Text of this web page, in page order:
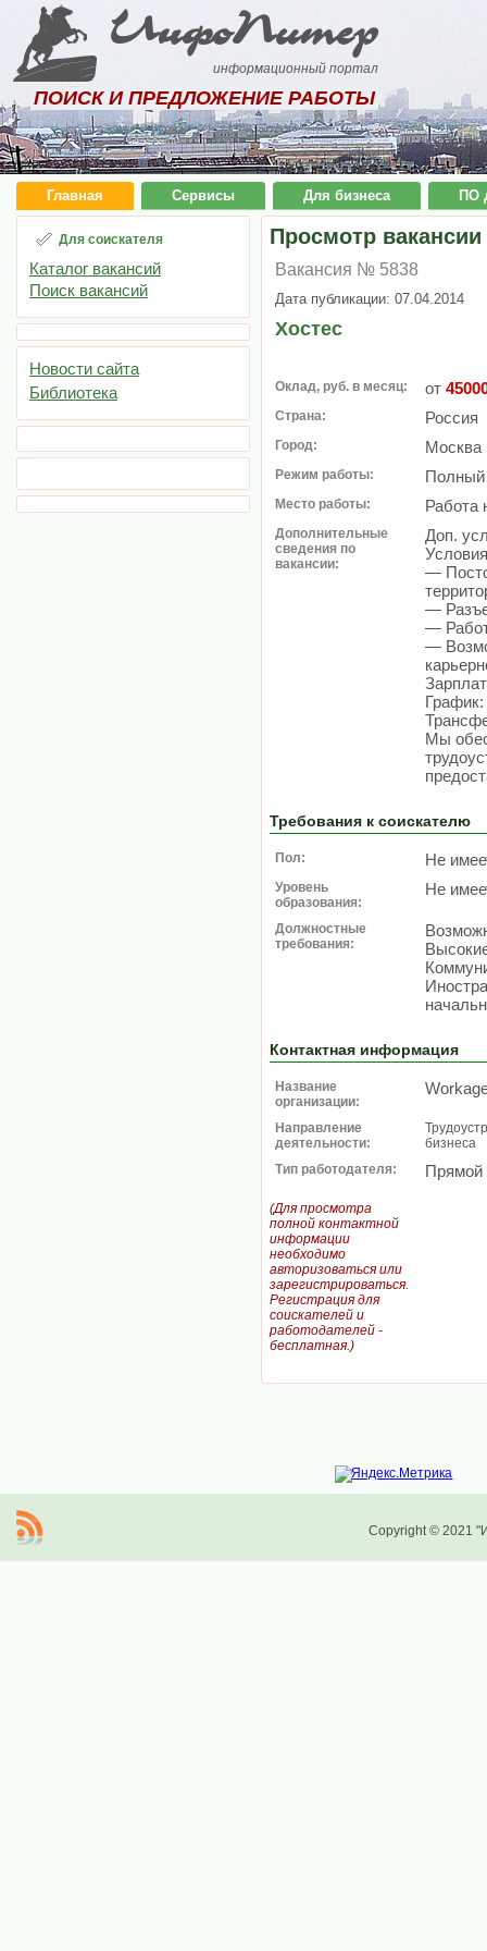
ИнфоПитер
информационный портал
ПОИСК И ПРЕДЛОЖЕНИЕ РАБОТЫ
Главная Сервисы Для бизнеса ПО
Для соискателя
Каталог вакансий
Поиск вакансий
Новости сайта
Библиотека
Просмотр вакансии
Вакансия № 5838
Дата публикации: 07.04.2014
Хостес
Оклад, руб. в месяц: от
Страна: Россия
Город: Москва
Режим работы: Полный
Место работы: Работа
Дополнительные
сведения по
вакансии:
Доп.
Условия
—
—
—
—
Мы
Требования к соискателю
Пол: Не
Уровень
образования:
Не
Должностные
требования:
Контактная информация
Название
организации:
Направление
деятельности:
бизнеса
Тип работодателя:
Прямой
(Для просмотра
полной контактной
информации
необходимо
авторизоваться или
зарегистрироваться.
Регистрация для
соискателей и
работодателей -
бесплатная.)
Copyright © 2021